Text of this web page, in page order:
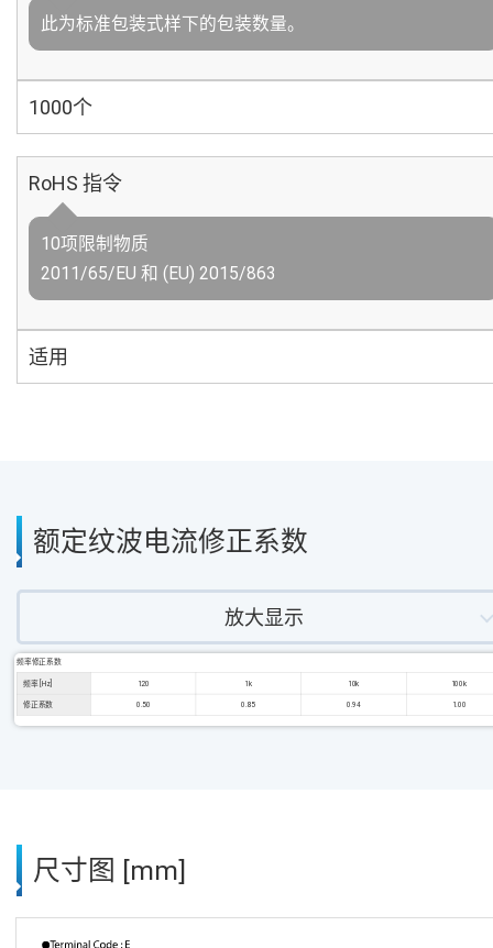
此为标准包装式样下的包装数量。
1000个
RoHS 指令
10项限制物质
2011/65/EU 和 (EU) 2015/863
适用
额定纹波电流修正系数
放大显示
频率修正系数
频率 [Hz] 120 1k 10k 100k
修正系数 0.50 0.85 0.94 1.00
尺寸图 [mm]